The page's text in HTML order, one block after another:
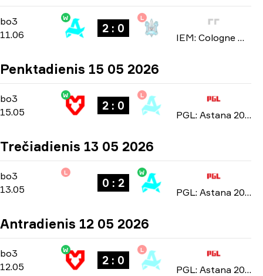
bo3
bo3
11.06
W
2 : 0
L
IEM: Cologne Major 2026
Penktadienis 15 05 2026
bo3 -bo3
15.05
W
2 : 0
L
PGL: Astana 2026
Trečiadienis 13 05 2026
bo3 Group Stage
bo3
13.05
L
0 : 2
W
PGL: Astana 2026
Antradienis 12 05 2026
bo3 Group Stage-bo3
12.05
W
2 : 0
L
PGL: Astana 2026